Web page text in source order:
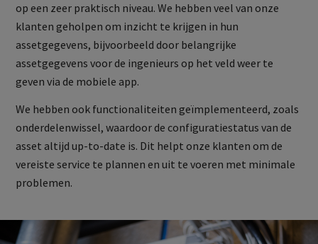
op een zeer praktisch niveau. We hebben veel van onze
klanten geholpen om inzicht te krijgen in hun
assetgegevens, bijvoorbeeld door belangrijke
assetgegevens voor de ingenieurs op het veld weer te
geven via de mobiele app.
We hebben ook functionaliteiten geïmplementeerd, zoals
onderdelenwissel, waardoor de configuratiestatus van de
asset altijd up-to-date is. Dit helpt onze klanten om de
vereiste service te plannen en uit te voeren met minimale
problemen.